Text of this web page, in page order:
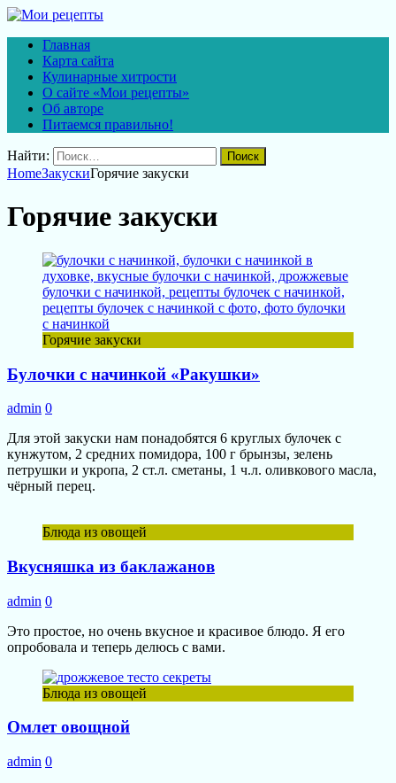
Главная
Карта сайта
Кулинарные хитрости
О сайте «Мои рецепты»
Об авторе
Питаемся правильно!
Найти:
HomeЗакускиГорячие закуски
Горячие закуски
Горячие закуски
Булочки с начинкой «Ракушки»
admin 0
Для этой закуски нам понадобятся 6 круглых булочек с
кунжутом, 2 средних помидора, 100 г брынзы, зелень
петрушки и укропа, 2 ст.л. сметаны, 1 ч.л. оливкового масла,
чёрный перец.
Блюда из овощей
Вкусняшка из баклажанов
admin 0
Это простое, но очень вкусное и красивое блюдо. Я его
опробовала и теперь делюсь с вами.
Блюда из овощей
Омлет овощной
admin 0